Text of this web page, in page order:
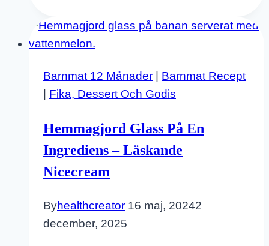
Rotsaker
Och
Myntasås
Barnmat 12 Månader
Barnmat Recept
Fika, Dessert Och Godis
Hemmagjord Glass På En
Ingrediens – Läskande
Nicecream
Byhealthcreator 16 maj, 20242
december, 2025